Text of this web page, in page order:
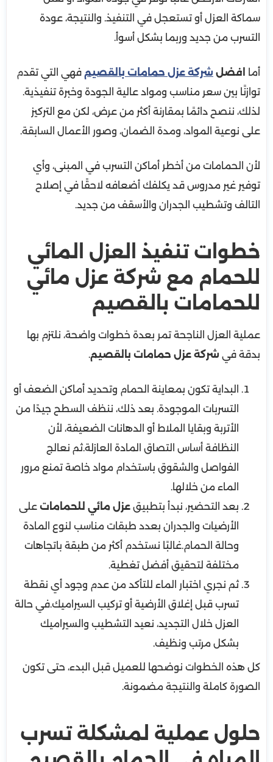
سماكة العزل أو تستعجل في التنفيذ. والنتيجة، عودة
التسرب من جديد وربما بشكل أسوأ.
أما افضل شركة عزل حمامات بالقصيم فهي التي تقدم
توازنًا بين سعر مناسب ومواد عالية الجودة وخبرة تنفيذية.
لذلك، ننصح دائمًا بمقارنة أكثر من عرض، لكن مع التركيز
على نوعية المواد، ومدة الضمان، وصور الأعمال السابقة.
لأن الحمامات من أخطر أماكن التسرب في المبنى، وأي
توفير غير مدروس قد يكلفك أضعافه لاحقًا في إصلاح
التالف وتشطيب الجدران والأسقف من جديد.
خطوات تنفيذ العزل المائي
للحمام مع شركة عزل مائي
للحمامات بالقصيم
عملية العزل الناجحة تمر بعدة خطوات واضحة، نلتزم بها
بدقة في شركة عزل حمامات بالقصيم.
البداية تكون بمعاينة الحمام وتحديد أماكن الضعف أو
التسربات الموجودة. بعد ذلك، ننظف السطح جيدًا من
الأتربة وبقايا الملاط أو الدهانات الضعيفة، لأن
النظافة أساس التصاق المادة العازلة.ثم نعالج
الفواصل والشقوق باستخدام مواد خاصة تمنع مرور
الماء من خلالها.
بعد التحضير، نبدأ بتطبيق عزل مائي للحمامات على
الأرضيات والجدران بعدد طبقات مناسب لنوع المادة
وحالة الحمام.غالبًا نستخدم أكثر من طبقة باتجاهات
مختلفة لتحقيق أفضل تغطية.
ثم نجري اختبار الماء للتأكد من عدم وجود أي نقطة
تسرب قبل إغلاق الأرضية أو تركيب السيراميك.في حالة
العزل خلال التجديد، نعيد التشطيب والسيراميك
بشكل مرتب ونظيف.
كل هذه الخطوات نوضحها للعميل قبل البدء، حتى تكون
الصورة كاملة والنتيجة مضمونة.
حلول عملية لمشكلة تسرب